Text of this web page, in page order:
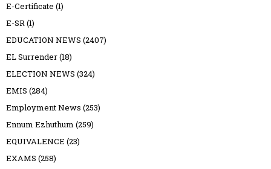
E-Certificate (1)
E-SR(1)
EDUCATION NEWS (2407)
EL Surrender(18)
ELECTION NEWS (324)
EMIS (284)
Employment News (253)
Ennum Ezhuthum (259)
EQUIVALENCE (23)
EXAMS (258)